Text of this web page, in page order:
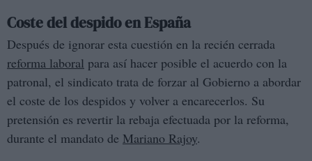
Coste del despido en España
Después de ignorar esta cuestión en la recién cerrada
reforma laboral para así hacer posible el acuerdo con la
patronal, el sindicato trata de forzar al Gobierno a abordar
el coste de los despidos y volver a encarecerlos. Su
pretensión es revertir la rebaja efectuada por la reforma,
durante el mandato de Mariano Rajoy.